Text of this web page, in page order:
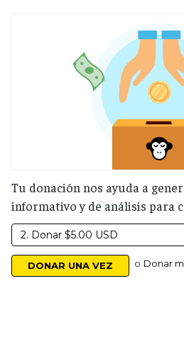
Tu donación nos ayuda a
informativo y de análisis para
o Donar